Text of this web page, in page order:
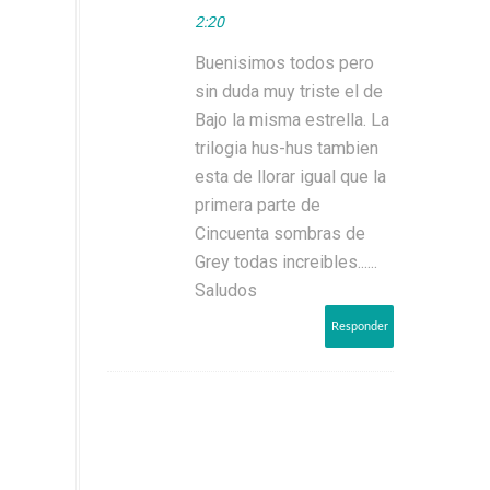
2:20
Buenisimos todos pero
sin duda muy triste el de
Bajo la misma estrella. La
trilogia hus-hus tambien
esta de llorar igual que la
primera parte de
Cincuenta sombras de
Grey todas increibles......
Saludos
Responder